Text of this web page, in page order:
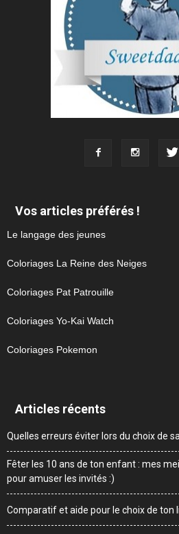
Vos articles préférés !
Le langage des jeunes
Coloriages La Reine des Neiges
Coloriages Pat Patrouille
Coloriages Yo-Kai Watch
Coloriages Pokemon
Articles récents
Quelles erreurs éviter lors du choix de
Fêter les 10 ans de ton enfant : mes
pour amuser les invités :)
Comparatif et aide pour le choix de ton